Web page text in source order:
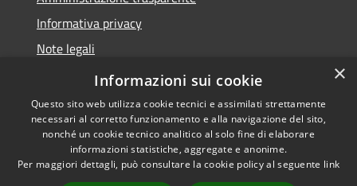
Informativa privacy
Note legali
Dichiarazione di accessibilità
Accessibilità
Copyright © 2026 • Comune di
Grezzana • Powered by
×
Informazioni sui cookie
Questo sito web utilizza cookie tecnici e assimilati strettamente
necessari al corretto funzionamento e alla navigazione del sito,
nonché un cookie tecnico analitico al solo fine di elaborare
informazioni statistiche, aggregate e anonime.
Per maggiori dettagli, può consultare la cookie policy al seguente link